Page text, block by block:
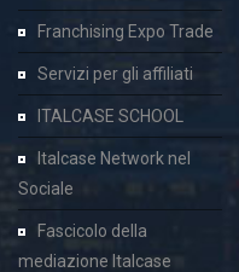
Franchising Expo Trade
Servizi per gli affiliati
ITALCASE SCHOOL
Italcase Network nel
Sociale
Fascicolo della
mediazione Italcase